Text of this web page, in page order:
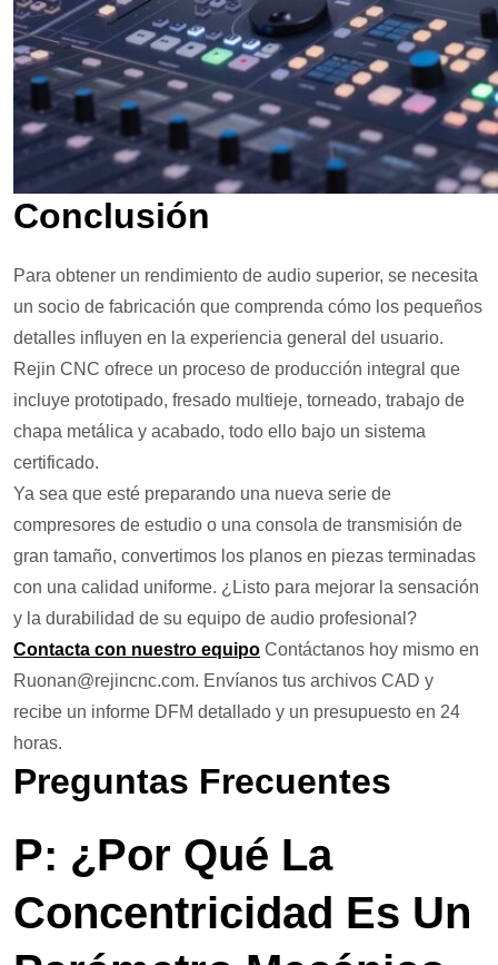
Conclusión
Para obtener un rendimiento de audio superior, se necesita
un socio de fabricación que comprenda cómo los pequeños
detalles influyen en la experiencia general del usuario.
Rejin CNC ofrece un proceso de producción integral que
incluye prototipado, fresado multieje, torneado, trabajo de
chapa metálica y acabado, todo ello bajo un sistema
certificado.
Ya sea que esté preparando una nueva serie de
compresores de estudio o una consola de transmisión de
gran tamaño, convertimos los planos en piezas terminadas
con una calidad uniforme. ¿Listo para mejorar la sensación
y la durabilidad de su equipo de audio profesional?
Contacta con nuestro equipo Contáctanos hoy mismo en
Ruonan@rejincnc.com. Envíanos tus archivos CAD y
recibe un informe DFM detallado y un presupuesto en 24
horas.
Preguntas Frecuentes
P: ¿Por Qué La
Concentricidad Es Un